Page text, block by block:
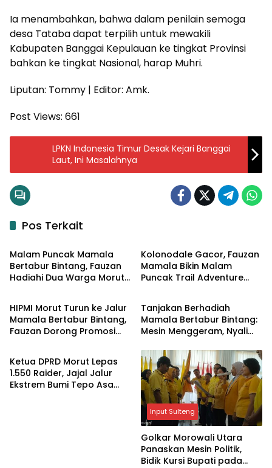
Ia menambahkan, bahwa dalam penilain semoga
desa Tataba dapat terpilih untuk mewakili
Kabupaten Banggai Kepulauan ke tingkat Provinsi
bahkan ke tingkat Nasional, harap Muhri.
Liputan: Tommy | Editor: Amk.
Post Views: 661
LPKN Indonesia Timur Desak Kejari Banggai
Laut, Ini Masalahnya
Pos Terkait
Input Sulteng
Malam Puncak Mamala
Bertabur Bintang, Fauzan
Hadiahi Dua Warga Morut
Kolonodale Gacor, Fauzan
Mamala Bikin Malam
Puncak Trail Adventure
Input Sulteng
HIPMI Morut Turun ke Jalur
Mamala Bertabur Bintang,
Fauzan Dorong Promosi
Input Sulteng
Tanjakan Berhadiah
Mamala Bertabur Bintang:
Mesin Menggeram, Nyali
Input Sulteng
Ketua DPRD Morut Lepas
1.550 Raider, Jajal Jalur
Ekstrem Bumi Tepo Asa
Input Sulteng
Golkar Morowali Utara
Panaskan Mesin Politik,
Bidik Kursi Bupati pada